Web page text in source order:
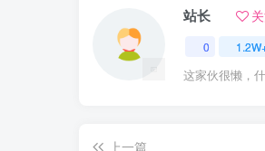
站长
0
这家伙很懒，
上一篇